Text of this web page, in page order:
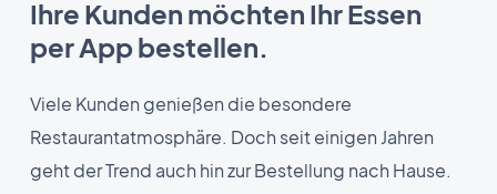
Ihre Kunden möchten Ihr Essen
per App bestellen.
Viele Kunden genießen die besondere
Restaurantatmosphäre. Doch seit einigen Jahren
geht der Trend auch hin zur Bestellung nach Hause.